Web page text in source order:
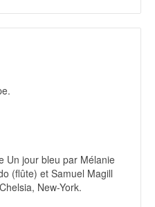
Un jour bleu par Mélanie
(flûte) et Samuel Magill
New-York.